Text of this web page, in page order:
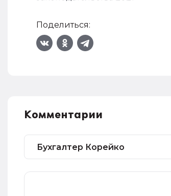
Поделиться:
Комментарии